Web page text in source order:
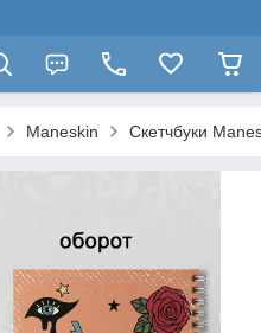
Maneskin Скетчбуки